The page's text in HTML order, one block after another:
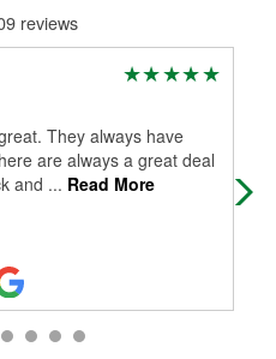
ayudarte a encontrar las
para tu reparación.
de freno
reviews
They always have
are always a great deal
and ... Read More